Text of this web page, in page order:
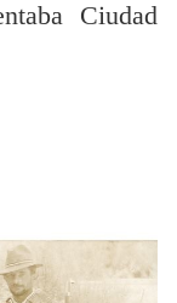
Ciudad